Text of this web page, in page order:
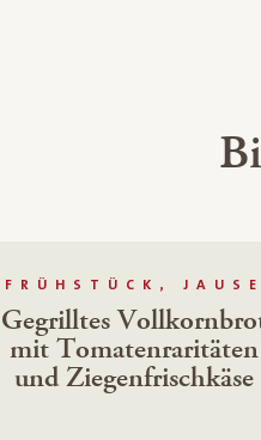
FRÜHSTÜCK, JAUSE
Gegrilltes
mit Tomatenraritäten
und Ziegenfrischkäse